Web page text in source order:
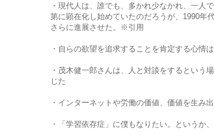
・現代人は、誰でも、多かれ少なかれ、一人
第に顕在化し始めていたのだろうが、1990年
さらに進展させた。※引用
・自らの欲望を追求することを肯定する心
・茂木健一郎さんは、人と対談をするという
じた
・インターネットや労働の価値、価値を生み
・「学習依存症」に僕もなりたい。というか